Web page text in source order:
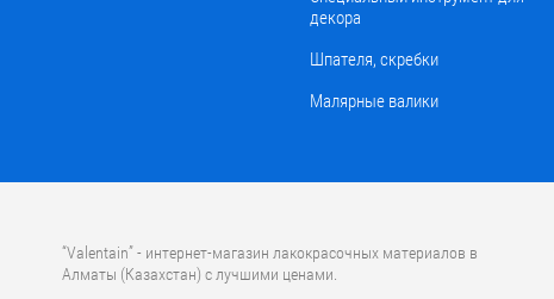
декора
Шпателя, скребки
Малярные валики
“Valentain” - интернет-магазин лакокрасочных материалов в
Алматы (Казахстан) с лучшими ценами.